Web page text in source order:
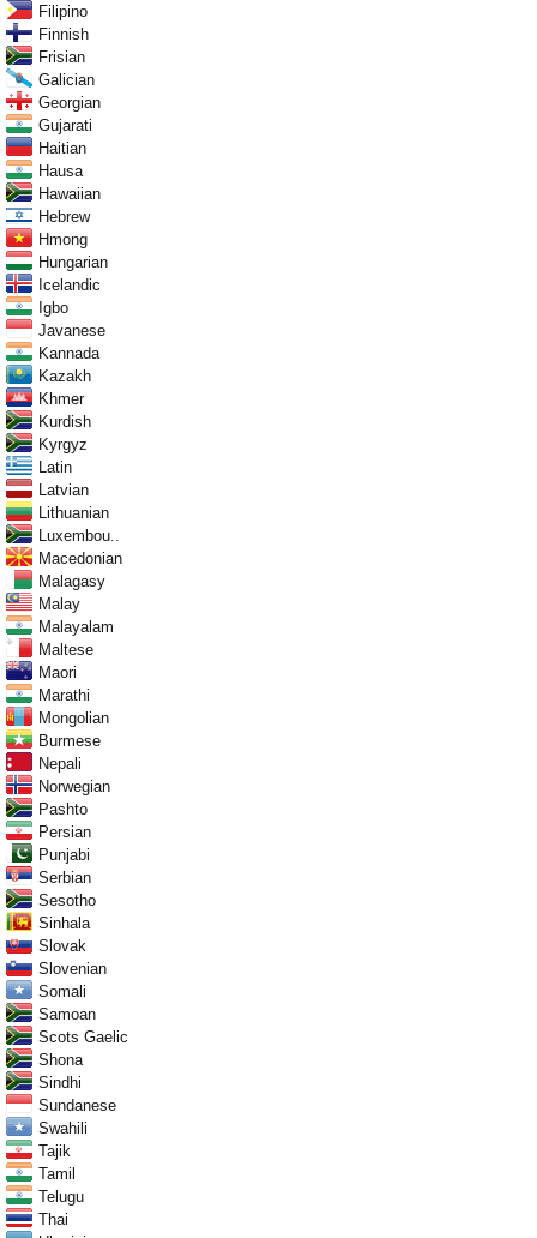
Filipino
Finnish
Frisian
Galician
Georgian
Gujarati
Haitian
Hausa
Hawaiian
Hebrew
Hmong
Hungarian
Icelandic
Igbo
Javanese
Kannada
Kazakh
Khmer
Kurdish
Kyrgyz
Latin
Latvian
Lithuanian
Luxembou..
Macedonian
Malagasy
Malay
Malayalam
Maltese
Maori
Marathi
Mongolian
Burmese
Nepali
Norwegian
Pashto
Persian
Punjabi
Serbian
Sesotho
Sinhala
Slovak
Slovenian
Somali
Samoan
Scots Gaelic
Shona
Sindhi
Sundanese
Swahili
Tajik
Tamil
Telugu
Thai